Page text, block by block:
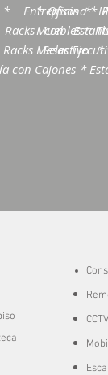
Entrepisos *
con
Selectivo *
con Cajones *
* Oficina *
Muebles *
Mesas
CCTV